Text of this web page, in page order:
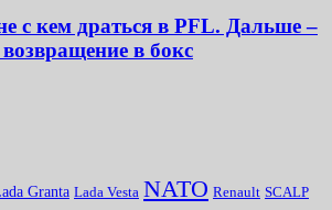
с кем драться в PFL. Дальше –
в бокс
Granta Lada Vesta NATO Renault SCALP